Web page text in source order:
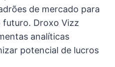
de mercado para
futuro. Droxo Vizz
analíticas
potencial de lucros